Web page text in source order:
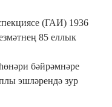
(ГАИ) 1936
85 еллык
бәйрәмнәре
эшләрендә зур